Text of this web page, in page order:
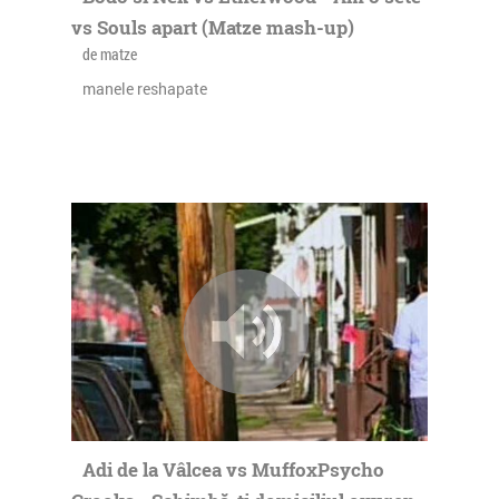
saxofon, şi ni se spune că un bun exemplu al acestei
revelaţii este
piesa numărul 10, Tezaleg Yewtentu, whatever that
means. O ultimă
vs Souls apart (Matze mash-up)
de matze
manele reshapate
Adi de la Vâlcea vs MuffoxPsycho